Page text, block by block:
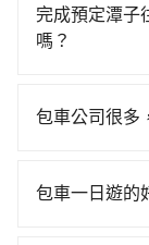
tripool可省高
僅有合法計程
場議價，建議
擇： 預算：不
算。計程車最
車。 旅行人數
車，不趕時間
完成預定潭子
嗎？
論任何理由，
包車公司很多
以依照您行程
包車一日遊的